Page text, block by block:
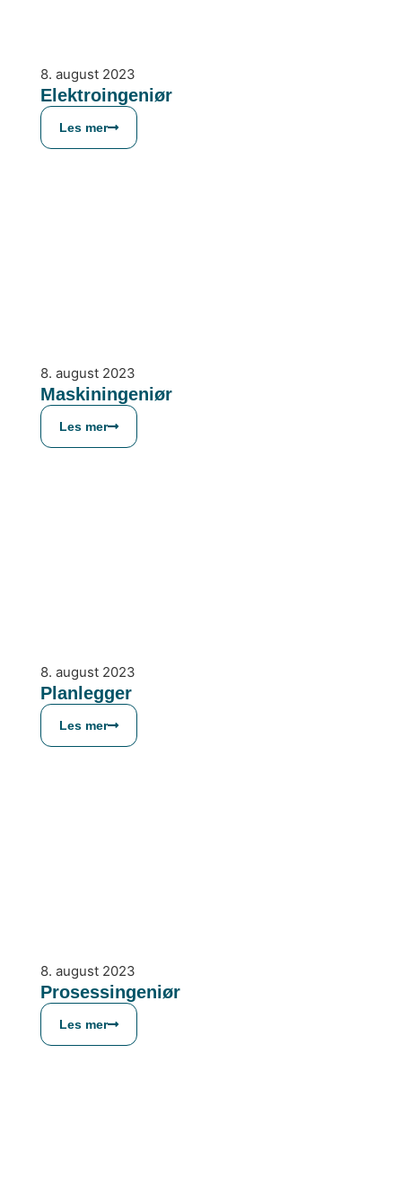
8. august 2023
Elektroingeniør
Les mer
8. august 2023
Maskiningeniør
Les mer
8. august 2023
Planlegger
Les mer
8. august 2023
Prosessingeniør
Les mer